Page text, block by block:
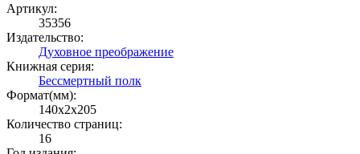
Артикул:
35356
Издательство:
Духовное преображение
Книжная серия:
Бессмертный полк
Формат(мм):
140x2x205
Количество страниц:
16